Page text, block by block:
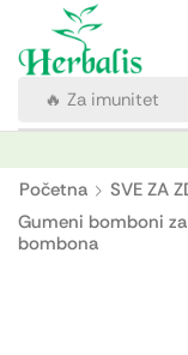
🔥 Za imunitet
Početna SVE ZA
Gumeni bomboni
bombona